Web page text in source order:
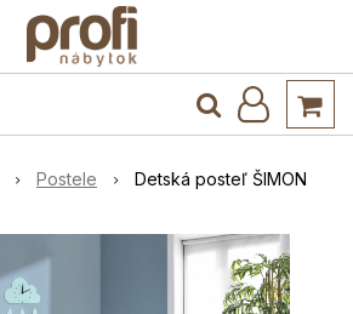
Kuchyňa a jedáleň
Postele Detská posteľ ŠIMON